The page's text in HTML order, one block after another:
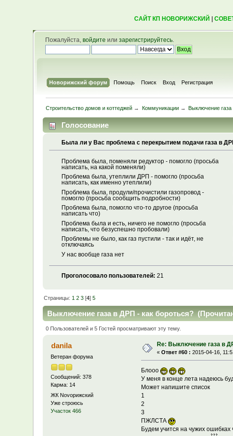
САЙТ КП НОВОРИЖСКИЙ
Пожалуйста,войдите илизарегистрируйтесь.
Новорижский форум Помощь Поиск Вход Регистрация
Строительство домов и коттеджей → Коммуникации→ Выключение
Голосование
Была ли у Вас проблема с перекрытием подачи газа в
Проблема была, поменяли редуктор - помогло (просьба
написать, на какой поменяли)
Проблема была, утеплили ДРП - помогло (просьба
написать, как именно утеплили)
Проблема была, продули/прочистили газопровод -
помогло (просьба сообщить подробности)
Проблема была, помогло что-то другое (просьба
написать что)
Проблема была и есть, ничего не помогло (просьба
написать, что безуспешно пробовали)
Проблемы не было, как газ пустили - так и идёт, не
отключаясь
У нас вообще газа нет
Проголосовало пользователей: 21
Страницы: 1 2 3 [4]5
Выключение газа в ДРП - как бороться?
0 Пользователей и 5 Гостей просматривают эту тему.
danila
Ветеран форума
Сообщений: 378
Карма: 14
ЖК Novoрижский
Уже строюсь
Участок 466
Re: Выключение газа в
«Ответ #60 : 2015-04-16,
Блооо
У меня в конце лета надеюсь
Может напишите список
1
2
3
ПЖЛСТА
Будем учится на чужих ошибках